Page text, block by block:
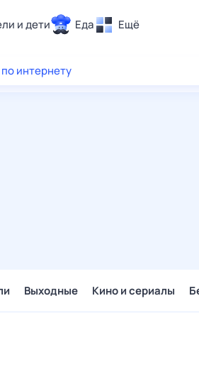
и дети Еда Ещё
интернету
Выходные Кино и сериалы